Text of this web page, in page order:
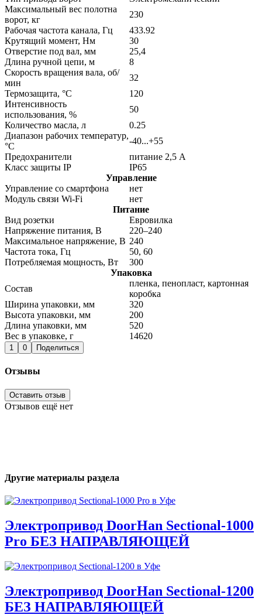
Максимальный вес полотна
ворот, кг
230
Рабочая частота канала, Гц
433.92
Крутящий момент, Нм
30
Отверстие под вал, мм
25,4
Длина ручной цепи, м
8
Скорость вращения вала, об/
мин
32
Термозащита, °С
120
Интенсивность
использования, %
50
Количество масла, л
0.25
Диапазон рабочих температур,
°С
-40...+55
Предохранители
питание 2,5 А
Класс защиты IP
IP65
Управление
Управление со смартфона
нет
Модуль связи Wi-Fi
нет
Питание
Вид розетки
Евровилка
Напряжение питания, В
220–240
Максимальное напряжение, В 240
Частота тока, Гц
50, 60
Потребляемая мощность, Вт
300
Упаковка
Состав
пленка, пенопласт, картонная
коробкa
Ширина упаковки, мм
320
Высота упаковки, мм
200
Длина упаковки, мм
520
Вес в упаковке, г
14620
1 0 Поделиться
Отзывы
Оставить отзыв
Отзывов ещё нет
Другие материалы раздела
Электропривод DoorHan Sectional-1000
Pro БЕЗ НАПРАВЛЯЮЩЕЙ
Электропривод DoorHan Sectional-1200
БЕЗ НАПРАВЛЯЮЩЕЙ